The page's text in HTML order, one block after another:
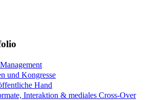
und Kongresse
Hand
Interaktion & mediales Cross-Over